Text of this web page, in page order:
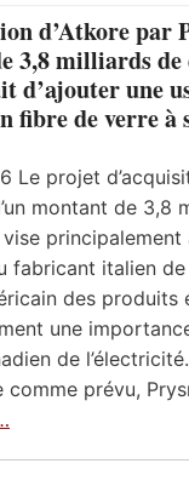
d’Atkore par
3,8 milliards
d’ajouter une
fibre de verre à
Le projet
montant de 3,8
fabricant italien
des produits
une
de
comme prévu,